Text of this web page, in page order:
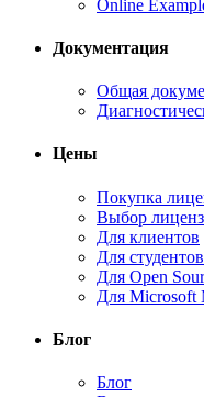
Online
Документация
Общая
Цены
Покупка
Выбор
Для клиентов
Для студентов
Для Open
Для Microsoft
Блог
Блог